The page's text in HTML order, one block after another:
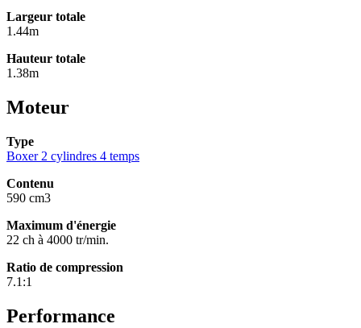
Largeur totale
1.44m
Hauteur totale
1.38m
Moteur
Type
Boxer 2 cylindres 4 temps
Contenu
590 cm3
Maximum d'énergie
22 ch à 4000 tr/min.
Ratio de compression
7.1:1
Performance